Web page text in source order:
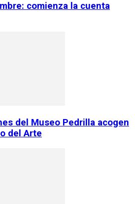
comienza la cuenta
del Museo Pedrilla acogen
del Arte